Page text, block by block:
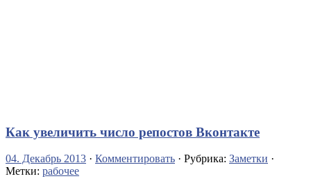
Как увеличить число репостов Вконтакте
04. Декабрь 2013 · Комментировать · Рубрика: Заметки ·
Метки: рабочее